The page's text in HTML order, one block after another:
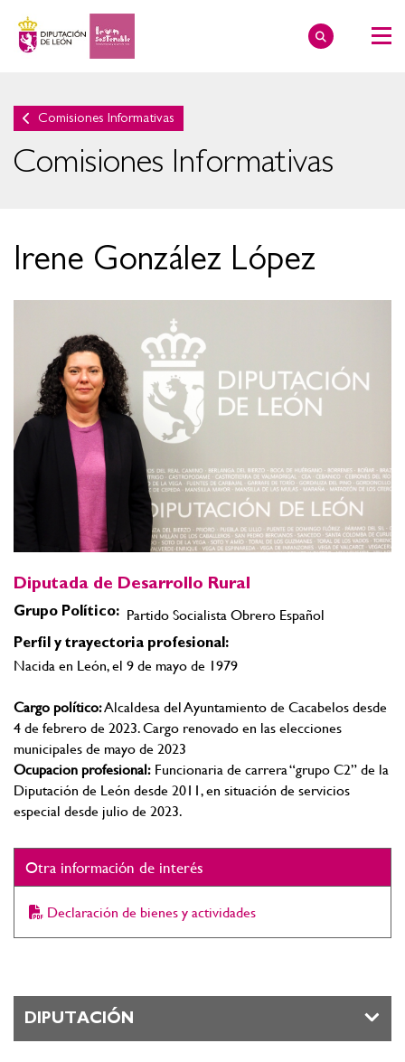
Comisiones Informativas
Comisiones Informativas
Irene González López
Diputada de Desarrollo Rural
Grupo Político: Partido Socialista Obrero Español
Perfil y trayectoria profesional:
Nacida en León, el 9 de mayo de 1979
Cargo político:Alcaldesa del Ayuntamiento de Cacabelos desde
4 de febrero de 2023. Cargo renovado en las elecciones
municipales de mayo de 2023
Ocupacion profesional: Funcionaria de carrera “grupo C2” de la
Diputación de León desde 2011, en situación de servicios
especial desde julio de 2023.
Otra información de interés
Declaración de bienes y actividades
DIPUTACIÓN